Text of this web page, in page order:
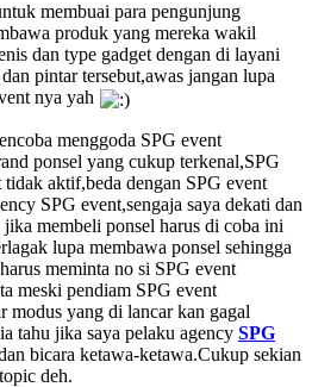
membuai para pengunjung
produk yang mereka wakil
dan type gadget dengan di layani
pintar tersebut,awas jangan lupa
nya yah
menggoda SPG event
ponsel yang cukup terkenal,SPG
aktif,beda dengan SPG event
SPG event,sengaja saya dekati dan
membeli ponsel harus di coba ini
lupa membawa ponsel sehingga
meminta no si SPG event
meski pendiam SPG event
modus yang di lancar kan gagal
tahu jika saya pelaku agency SPG
bicara ketawa-ketawa.Cukup sekian
deh.